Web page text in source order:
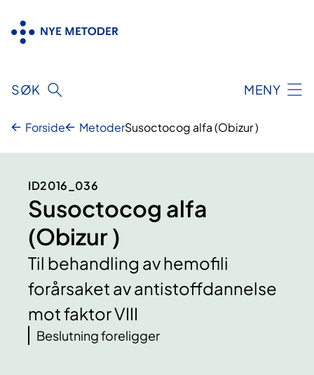
innhold
SØK MENY
Forside MetoderSusoctocog alfa (Obizur )
ID2016_036
Susoctocog alfa
(Obizur )
Til behandling av hemofili
forårsaket av antistoffdannelse
mot faktor VIII
Beslutning foreligger